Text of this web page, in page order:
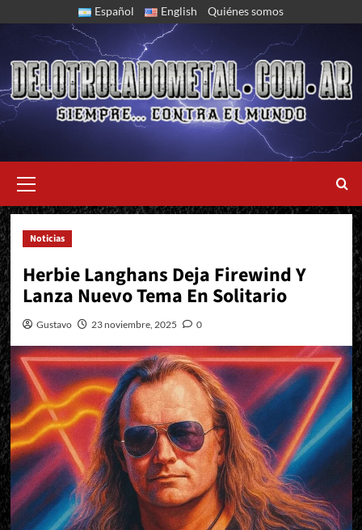
Español English Quiénes somos
Menu
Noticias
Herbie Langhans Deja Firewind Y
Lanza Nuevo Tema En Solitario
Gustavo 23 noviembre, 2025 0